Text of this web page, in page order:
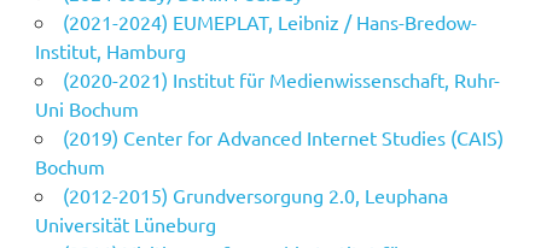
(2021-2024) EUMEPLAT, Leibniz / Hans-Bredow-
Institut, Hamburg
(2020-2021) Institut für Medienwissenschaft, Ruhr-
Uni Bochum
(2019) Center for Advanced Internet Studies (CAIS)
Bochum
(2012-2015) Grundversorgung 2.0, Leuphana
Universität Lüneburg